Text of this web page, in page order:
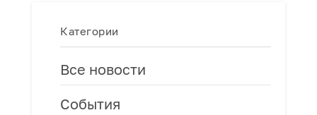
Категории
Все новости
События